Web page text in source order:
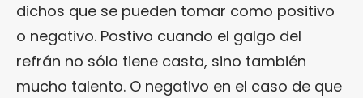
dichos que se pueden tomar como positivo
o negativo. Postivo cuando el galgo del
refrán no sólo tiene casta, sino también
mucho talento. O negativo en el caso de que